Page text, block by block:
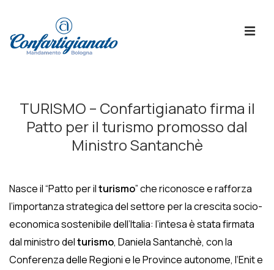
Principale
TURISMO – Confartigianato firma il
Patto per il turismo promosso dal
Ministro Santanchè
Nasce il “Patto per ilturismo” che riconosce e rafforza
l’importanza strategica del settore per la crescita socio-
economica sostenibile dell’Italia: l’intesa è stata firmata
dal ministro delturismo, Daniela Santanchè, con la
Conferenza delle Regioni e le Province autonome, l‘Enit e